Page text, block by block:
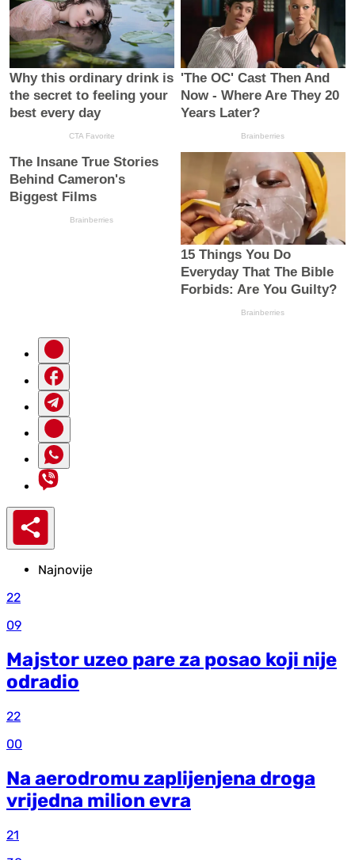
Najnovije
22
09
Majstor uzeo pare za posao koji nije
odradio
22
00
Na aerodromu zaplijenjena droga
vrijedna milion evra
21